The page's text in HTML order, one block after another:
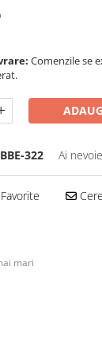
Comenzile se
BBE-322 Ai
mari